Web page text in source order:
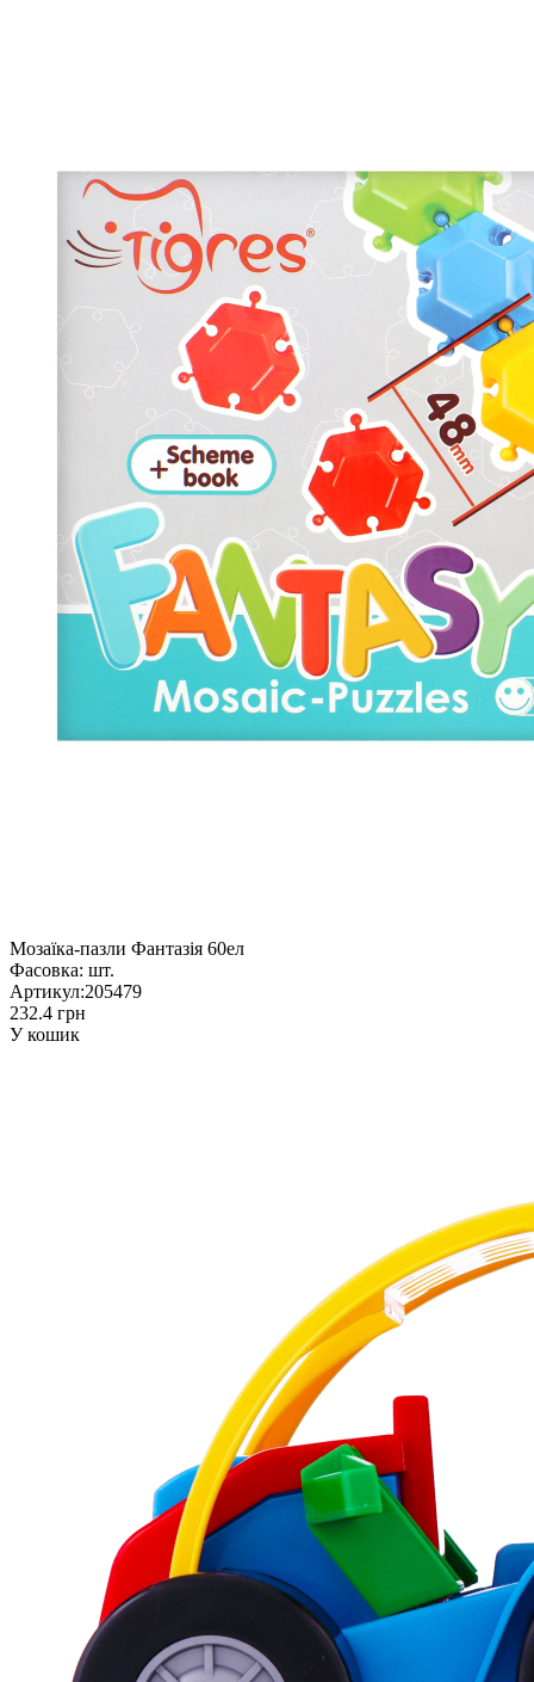
Мозаїка-пазли Фантазія 60ел
Фасовка: шт.
Артикул:205479
232.4 грн
У кошик